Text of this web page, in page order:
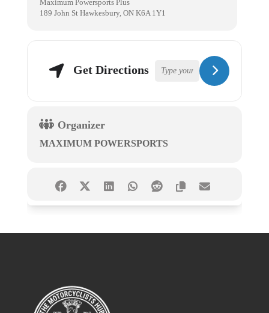
Maximum Powersports Plus
189 John St Hawkesbury, ON K6A 1Y1
Get Directions
Organizer
MAXIMUM POWERSPORTS